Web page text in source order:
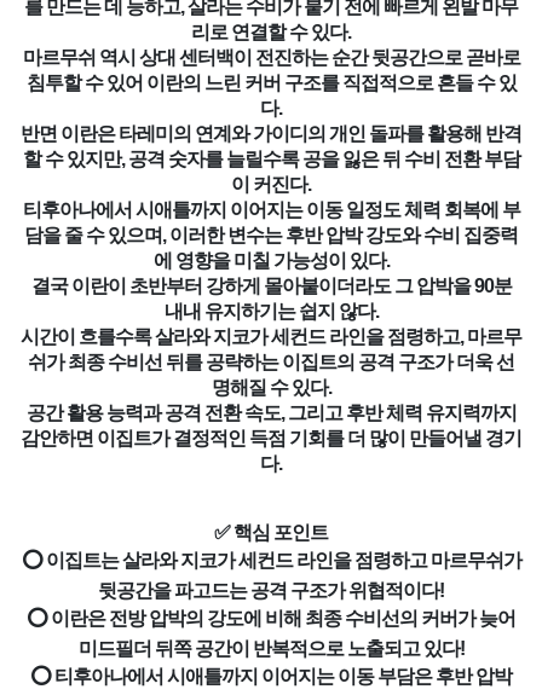
를 만드는 데 능하고, 살라는 수비가 붙기 전에 빠르게 왼발 마무
리로 연결할 수 있다.
마르무쉬 역시 상대 센터백이 전진하는 순간 뒷공간으로 곧바로
침투할 수 있어 이란의 느린 커버 구조를 직접적으로 흔들 수 있
다.
반면 이란은 타레미의 연계와 가이디의 개인 돌파를 활용해 반격
할 수 있지만, 공격 숫자를 늘릴수록 공을 잃은 뒤 수비 전환 부담
이 커진다.
티후아나에서 시애틀까지 이어지는 이동 일정도 체력 회복에 부
담을 줄 수 있으며, 이러한 변수는 후반 압박 강도와 수비 집중력
에 영향을 미칠 가능성이 있다.
결국 이란이 초반부터 강하게 몰아붙이더라도 그 압박을 90분
내내 유지하기는 쉽지 않다.
시간이 흐를수록 살라와 지코가 세컨드 라인을 점령하고, 마르무
쉬가 최종 수비선 뒤를 공략하는 이집트의 공격 구조가 더욱 선
명해질 수 있다.
공간 활용 능력과 공격 전환 속도, 그리고 후반 체력 유지력까지
감안하면 이집트가 결정적인 득점 기회를 더 많이 만들어낼 경기
다.
✅ 핵심 포인트
⭕ 이집트는 살라와 지코가 세컨드 라인을 점령하고 마르무쉬가
뒷공간을 파고드는 공격 구조가 위협적이다!
⭕ 이란은 전방 압박의 강도에 비해 최종 수비선의 커버가 늦어
미드필더 뒤쪽 공간이 반복적으로 노출되고 있다!
⭕ 티후아나에서 시애틀까지 이어지는 이동 부담은 후반 압박